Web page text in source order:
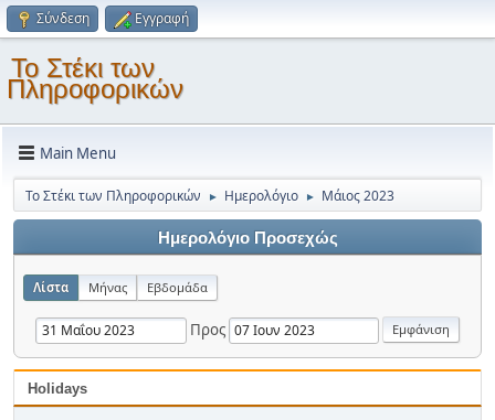
Σύνδεση Εγγραφή
Το Στέκι των
Πληροφορικών
Main Menu
Το Στέκι των Πληροφορικών ► Ημερολόγιο ► Μάιος 2023
Ημερολόγιο Προσεχώς
Λίστα Μήνας Εβδομάδα
Προς
Holidays